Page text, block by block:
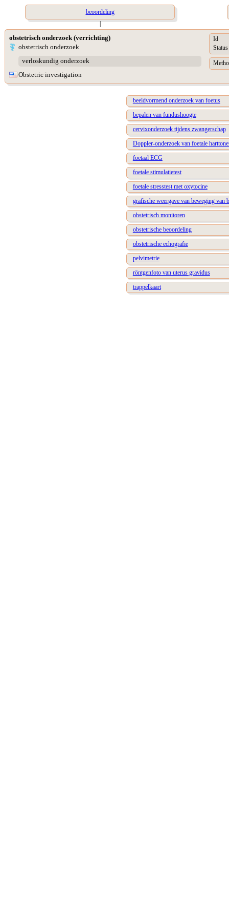
beoordeling
|
obstetrisch onderzoek (verrichting)
obstetrisch onderzoek
verloskundig onderzoek
Obstetric investigation
Id
Status
beeldvormend onderzoek van foetus
bepalen van fundushoogte
cervixonderzoek tijdens zwangerschap
Doppler-onderzoek van foetale
foetaal ECG
foetale stimulatietest
foetale stresstest met oxytocine
grafische weergave van beweging
obstetrisch monitoren
obstetrische beoordeling
obstetrische echografie
pelvimetrie
röntgenfoto van uterus gravidus
trappelkaart